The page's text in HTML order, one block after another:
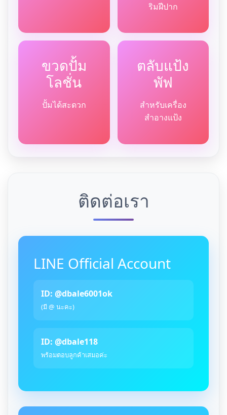
ริมฝีปาก
ขวดปั้ม
โลชั่น
ปั้มได้สะดวก
ตลับแป้ง
พัฟ
สำหรับเครื่อง
สำอางแป้ง
ติดต่อเรา
LINE Official Account
ID: @dbale6001ok
(มี @ นะคะ)
ID: @dbale118
พร้อมตอบลูกค้าเสมอค่ะ